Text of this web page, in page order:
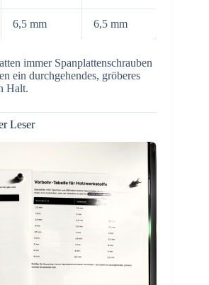
6,5 mm 6,5 mm
immer Spanplattenschrauben
ein durchgehendes, gröberes
Halt.
Leser